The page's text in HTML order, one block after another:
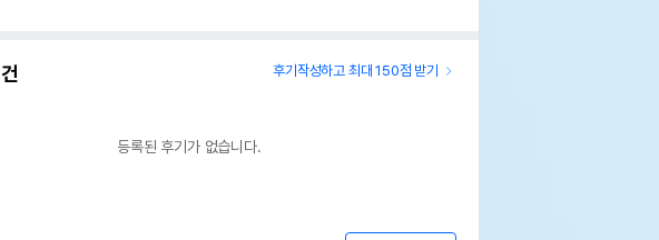
건 후기작성하고 최대 150점 받기
등록된 후기가 없습니다.